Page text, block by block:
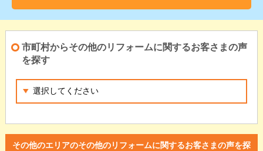
市町村からその他のリフォームに関するお客さまの声
を探す
その他のエリアのその他のリフォームに関するお客さまの声を探